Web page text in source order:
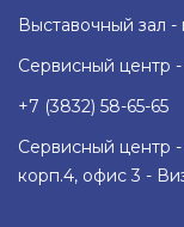
Выставочный зал -
Сервисный центр
+7 (3832) 58-65-65
Сервисный центр -
корп.4, офис 3 -